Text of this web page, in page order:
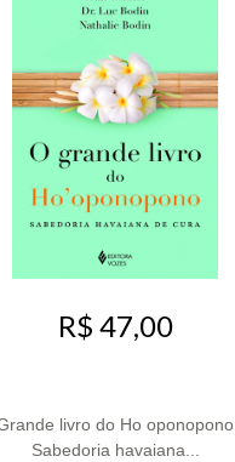
R$ 47,00
livro do Ho oponopono
Sabedoria havaiana...